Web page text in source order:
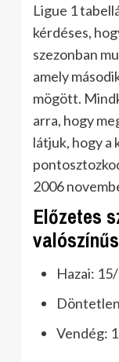
Ligue 1
kérdéses,
szezonban
amely
mögött.
arra, hogy
látjuk, hogy a
2006
Előzetes
Hazai:
Vendég: